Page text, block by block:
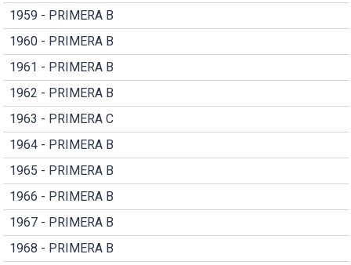
1959 - PRIMERA B
1960 - PRIMERA B
1961 - PRIMERA B
1962 - PRIMERA B
1963 - PRIMERA C
1964 - PRIMERA B
1965 - PRIMERA B
1966 - PRIMERA B
1967 - PRIMERA B
1968 - PRIMERA B